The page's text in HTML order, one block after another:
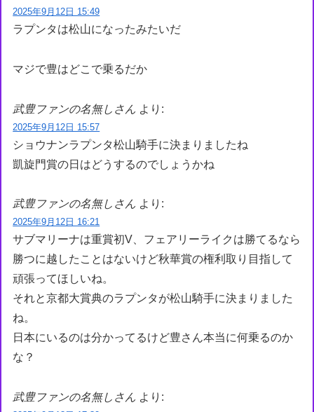
2025年9月12日 15:49
ラプンタは松山になったみたいだ
マジで豊はどこで乗るだか
武豊ファンの名無しさん より:
2025年9月12日 15:57
ショウナンラプンタ松山騎手に決まりましたね
凱旋門賞の日はどうするのでしょうかね
武豊ファンの名無しさん より:
2025年9月12日 16:21
サブマリーナは重賞初V、フェアリーライクは勝てるなら
勝つに越したことはないけど秋華賞の権利取り目指して
頑張ってほしいね。
それと京都大賞典のラプンタが松山騎手に決まりました
ね。
日本にいるのは分かってるけど豊さん本当に何乗るのか
な？
武豊ファンの名無しさん より: